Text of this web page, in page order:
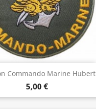
Commando Marine Hubert
5,00 €